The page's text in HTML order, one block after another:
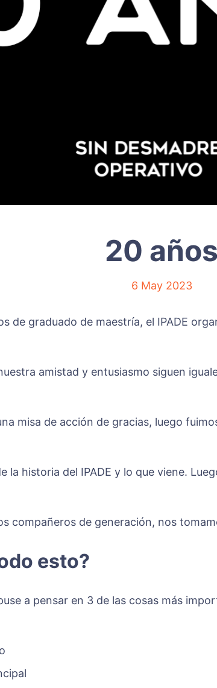
20 años
6 May 2023
de graduado de maestría, el IPADE
amistad y entusiasmo siguen
misa de acción de gracias, luego
la historia del IPADE y lo que viene.
compañeros de generación, nos
esto?
a pensar en 3 de las cosas más